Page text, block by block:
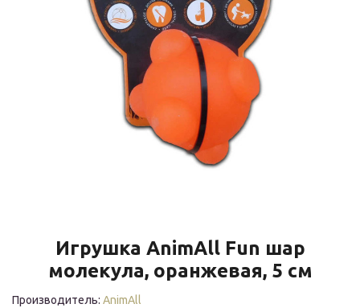
Игрушка AnimAll Fun шар
молекула, оранжевая, 5 см
Производитель: AnimAll